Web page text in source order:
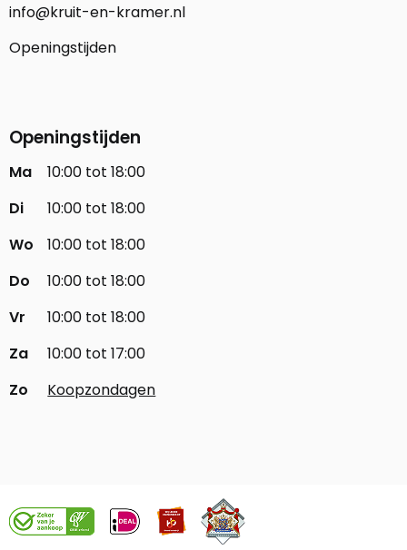
info@kruit-en-kramer.nl
Openingstijden
Openingstijden
Ma
10:00 tot 18:00
Di
10:00 tot 18:00
Wo
10:00 tot 18:00
Do
10:00 tot 18:00
Vr
10:00 tot 18:00
Za
10:00 tot 17:00
Zo
Koopzondagen